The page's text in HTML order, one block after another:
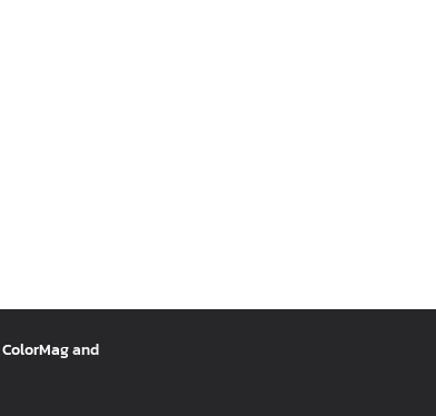
ColorMagand